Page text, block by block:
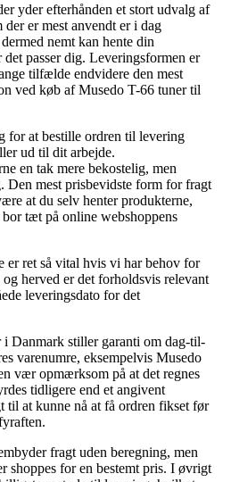
yder efterhånden et stort udvalg af
er mest anvendt er i dag
nemt kan hente din
passer dig. Leveringsformen er
tilfælde endvidere den mest
ved køb af Musedo T-66 tuner til
for at bestille ordren til levering
ud til dit arbejde.
en tak mere bekostelig, men
Den mest prisbevidste form for fragt
at du selv henter produkterne,
tæt på online webshoppens
er ret så vital hvis vi har behov for
herved er det forholdsvis relevant
leveringsdato for det
i Danmark stiller garanti om dag-til-
varenumre, eksempelvis Musedo
vær opmærksom på at det regnes
tidligere end et angivent
til at kunne nå at få ordren fikset før
fragt uden beregning, men
shoppes for en bestemt pris. I øvrigt